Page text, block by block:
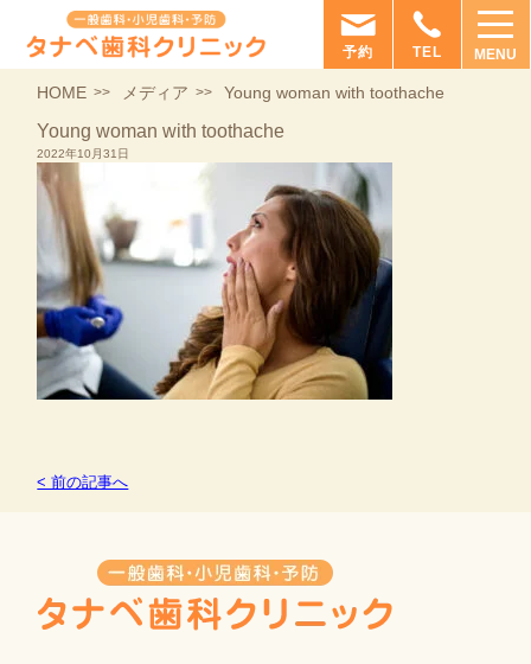
MENU
TEL
予約
HOME メディア Young woman with toothache
Young woman with toothache
2022年10月31日
< 前の記事へ